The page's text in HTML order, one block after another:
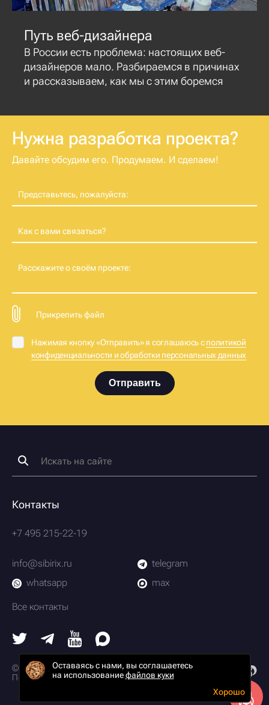
Путь веб-дизайнера
В России есть проблема: настоящих веб-
дизайнеров мало. Разбираемся в причинах
и рассказываем, как мы с этим боремся
Нужна разработка проекта?
Давайте обсудим его. Продумаем. И сделаем!
Представьтесь, пожалуйста:
Как с вами связаться?
Расскажите о своём проекте:
Прикрепить файл
Нажимая кнопку «Отправить» я соглашаюсь сполитикой
конфиденциальности и обработки персональных данных
Отправить
Оставаясь с нами, вы соглашаетесь
на использованиефайлов куки
Хорошо
Контакты
+7 495 215-22-19
info@sibirix.ru
telegram
whatsapp
max
Все контакты
© 2003-2026 Scrum-студия Сибирикс
Политика конфиденциальности